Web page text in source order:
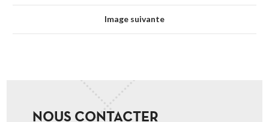
Image suivante
NOUS CONTACTER